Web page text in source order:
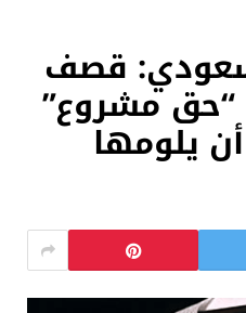
قصف
“حق مشروع”
يلومها